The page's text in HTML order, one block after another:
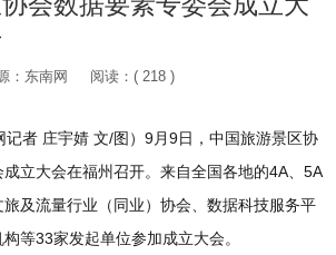
：东南网 阅读：( 218 )
记者 庄宇婧 文/图）9月9日，中国旅游景区协
立大会在福州召开。来自全国各地的4A、5A
及流量行业（同业）协会、数据科技服务平
等33家发起单位参加成立大会。